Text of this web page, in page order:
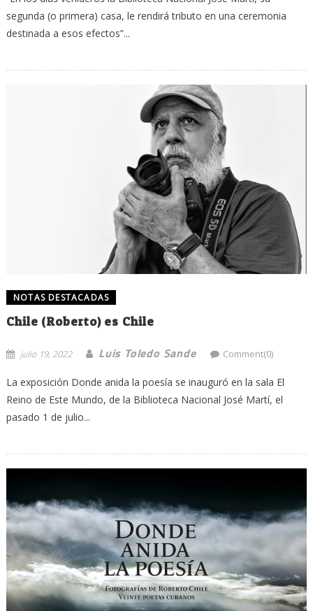
segunda (o primera) casa, le rendirá tributo en una ceremonia
destinada a esos efectos”...
NOTAS DESTACADAS
Chile (Roberto) es Chile
julio 19, 2022 Luis Toledo Sande Comment(0)
La exposición Donde anida la poesía se inauguró en la sala El
Reino de Este Mundo, de la Biblioteca Nacional José Martí, el
pasado 1 de julio...